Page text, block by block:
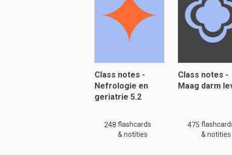
Class notes -
Nefrologie en
geriatrie 5.2
248 flashcards
& notities
Class notes -
Maag darm
475
& notities